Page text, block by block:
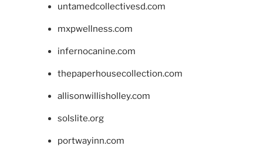
untamedcollectivesd.com
mxpwellness.com
infernocanine.com
thepaperhousecollection.com
allisonwillisholley.com
solslite.org
portwayinn.com